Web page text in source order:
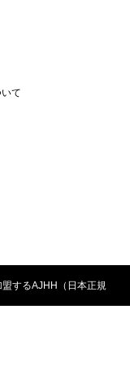
クロア
MARE
て
するAJHH（日本正規